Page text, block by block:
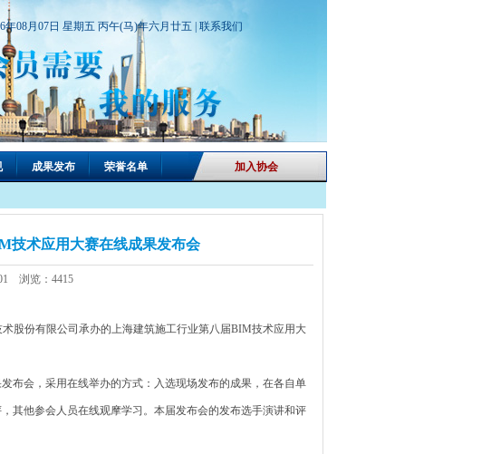
年08月07日 星期五 丙午(马)年六月廿五 | 联系我们
成果发布 荣誉名单 加入协会
技术应用大赛在线成果发布会
浏览：4415
份有限公司承办的上海建筑施工行业第八届BIM技术应用大
会，采用在线举办的方式：入选现场发布的成果，在各自单
其他参会人员在线观摩学习。本届发布会的发布选手演讲和评